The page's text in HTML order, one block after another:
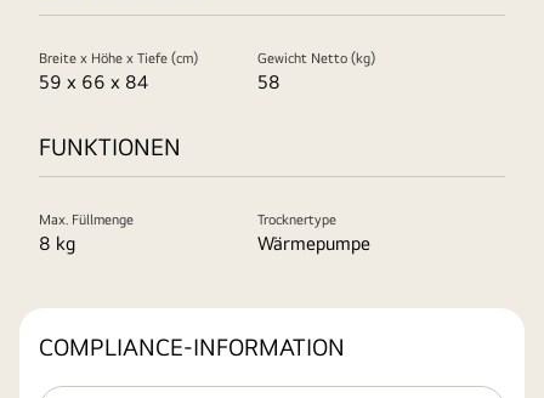
Breite x Höhe x Tiefe (cm)
59 x 66 x 84
Gewicht Netto (kg)
58
FUNKTIONEN
Max. Füllmenge
8 kg
Trocknertype
Wärmepumpe
COMPLIANCE-INFORMATION